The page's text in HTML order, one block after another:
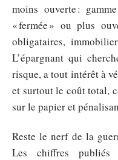
moins ouverte :
« fermée » ou plus
obligataires,
L’épargnant qui
risque, a tout intérêt à
et surtout le coût total,
sur le papier et
Reste le nerf de la
Les chiffres publiés